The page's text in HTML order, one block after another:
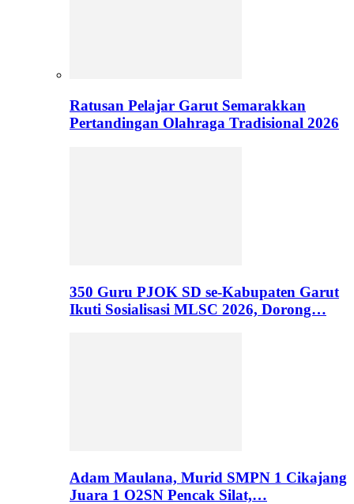
Ratusan Pelajar Garut Semarakkan
Pertandingan Olahraga Tradisional 2026
350 Guru PJOK SD se-Kabupaten Garut
Ikuti Sosialisasi MLSC 2026, Dorong…
Adam Maulana, Murid SMPN 1 Cikajang
Juara 1 O2SN Pencak Silat,…